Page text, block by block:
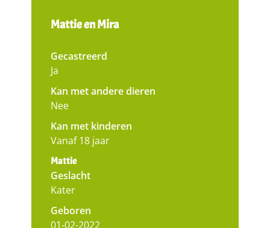
Mattie en Mira
Gecastreerd
Ja
Kan met andere dieren
Nee
Kan met kinderen
Vanaf 18 jaar
Mattie
Geslacht
Kater
Geboren
01-02-2022